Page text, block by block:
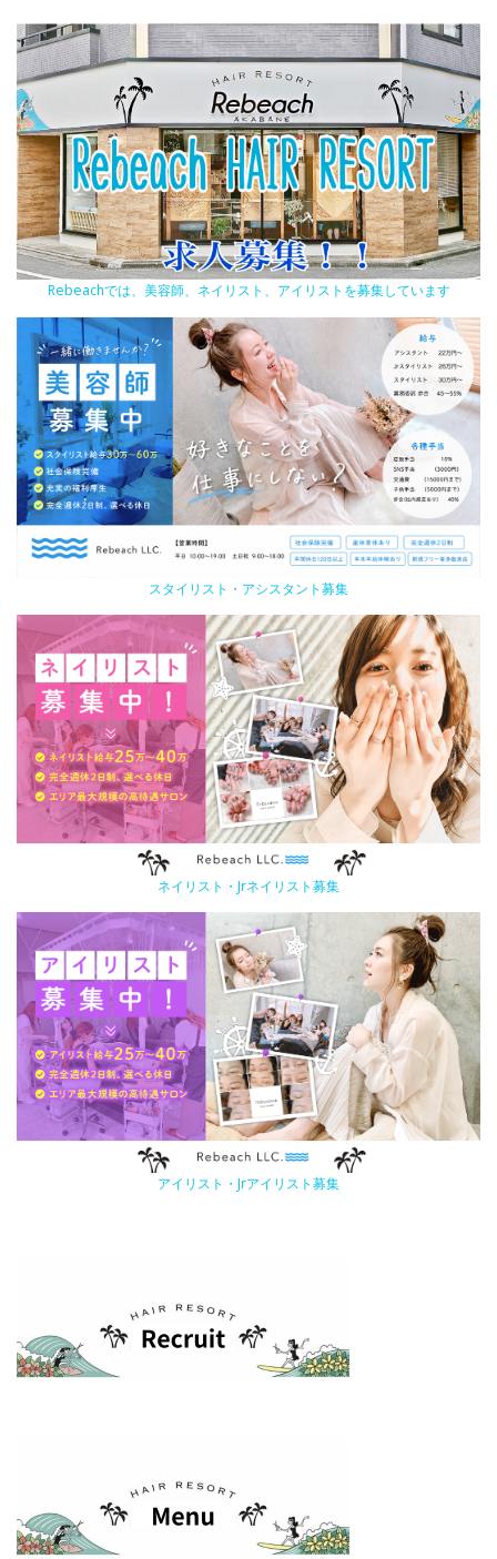
Rebeachでは、美容師、ネイリスト、アイリストを募集しています
スタイリスト・アシスタント募集
ネイリスト・Jrネイリスト募集
アイリスト・Jrアイリスト募集